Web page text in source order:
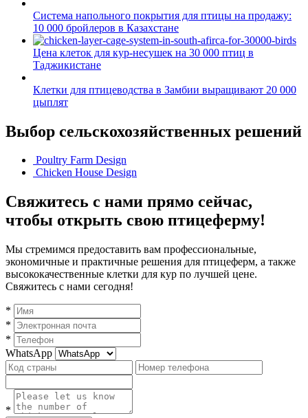
Система напольного покрытия для птицы на продажу:
10 000 бройлеров в Казахстане
Цена клеток для кур-несушек на 30 000 птиц в
Таджикистане
Клетки для птицеводства в Замбии выращивают 20 000
цыплят
Выбор сельскохозяйственных решений
Poultry Farm Design
Chicken House Design
Свяжитесь с нами прямо сейчас,
чтобы открыть свою птицеферму!
Мы стремимся предоставить вам профессиональные,
экономичные и практичные решения для птицеферм, а также
высококачественные клетки для кур по лучшей цене.
Свяжитесь с нами сегодня!
*
*
*
WhatsApp
*